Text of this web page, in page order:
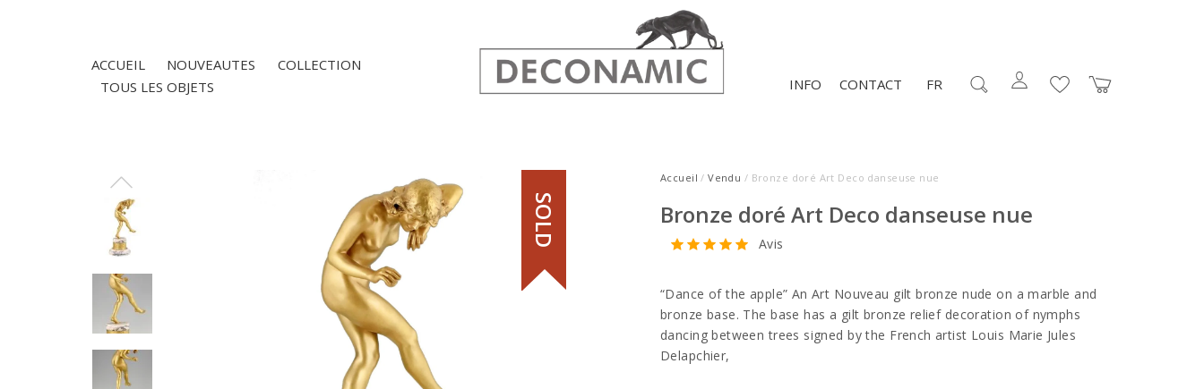
ACCUEIL NOUVEAUTES
COLLECTION
TOUS LES OBJETS
CONTACT
INFO FR
SOLD
Accueil /Vendu / Bronze doré Art Deco danseuse nue
Bronze doré Art Deco danseuse nue
Avis
“Dance of the apple” An Art Nouveau gilt bronze nude on a marble and
bronze base. The base has a gilt bronze relief decoration of nymphs
dancing between trees signed by the French artist Louis Marie Jules
Delapchier,